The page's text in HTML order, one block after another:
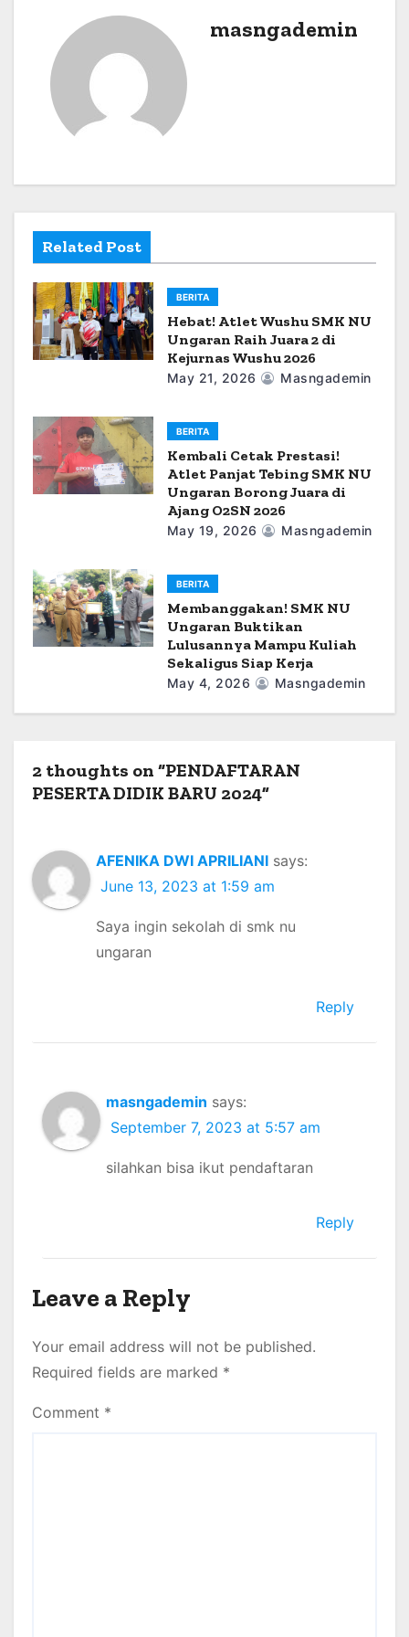
a
o
n
masngademin
Related Post
BERITA
Hebat! Atlet Wushu SMK NU
Ungaran Raih Juara 2 di
Kejurnas Wushu 2026
May 21, 2026 Masngademin
BERITA
Kembali Cetak Prestasi!
Atlet Panjat Tebing SMK NU
Ungaran Borong Juara di
Ajang O2SN 2026
May 19, 2026 Masngademin
BERITA
Membanggakan! SMK NU
Ungaran Buktikan
Lulusannya Mampu Kuliah
Sekaligus Siap Kerja
May 4, 2026 Masngademin
2 thoughts on “PENDAFTARAN
PESERTA DIDIK BARU 2024”
AFENIKA DWI APRILIANI says:
June 13, 2023 at 1:59 am
Saya ingin sekolah di smk nu
ungaran
Reply
masngademin says:
September 7, 2023 at 5:57 am
silahkan bisa ikut pendaftaran
Reply
Leave a Reply
Your email address will not be published.
Required fields are marked *
Comment *